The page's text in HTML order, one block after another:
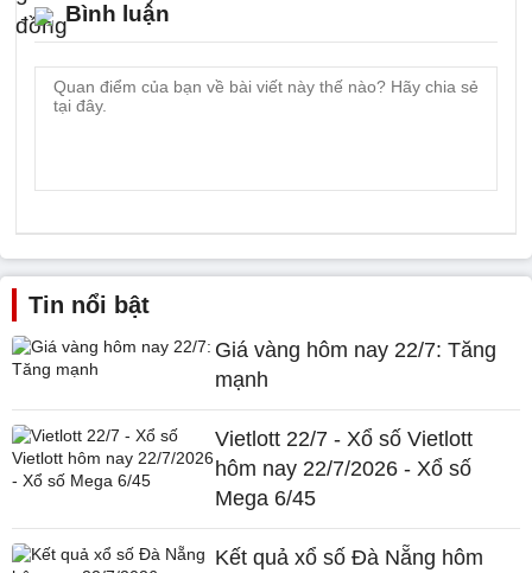
Bình luận
Tin nổi bật
Giá vàng hôm nay 22/7: Tăng
mạnh
Vietlott 22/7 - Xổ số Vietlott
hôm nay 22/7/2026 - Xổ số
Mega 6/45
Kết quả xổ số Đà Nẵng hôm